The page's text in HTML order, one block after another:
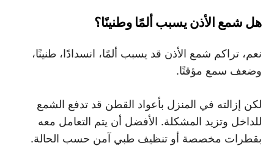
هل شمع الأذن يسبب ألمًا وطنينًا؟
نعم، تراكم شمع الأذن قد يسبب ألمًا، انسدادًا، طنينًا،
وضعف سمع مؤقتًا.
لكن إزالته في المنزل بأعواد القطن قد تدفع الشمع
للداخل وتزيد المشكلة. الأفضل أن يتم التعامل معه
بقطرات مخصصة أو تنظيف طبي آمن حسب الحالة.